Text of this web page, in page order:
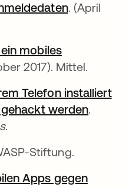
wird in
. (April
mobiles
einer neuen
2017). Mittel.
Telefon installiert
werdenwird
.
.
neuen
Stiftung.
Apps gegen